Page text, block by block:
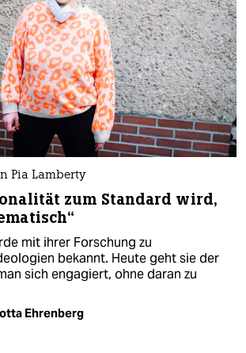
Pia Lamberty
zum Standard wird,
mit ihrer Forschung zu
bekannt. Heute geht sie der
sich engagiert, ohne daran zu
Ehrenberg